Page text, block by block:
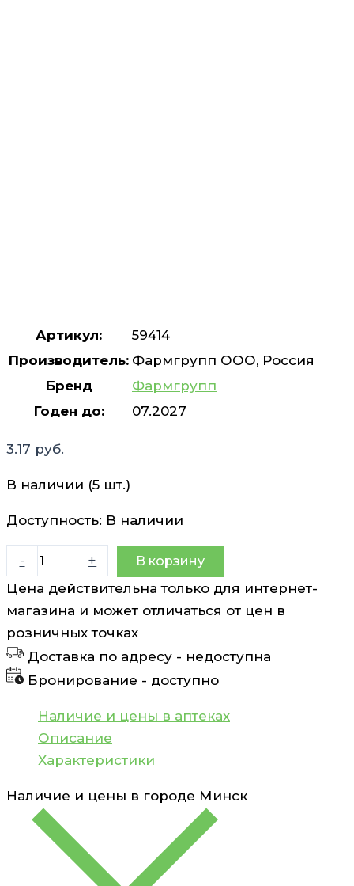
Артикул:
59414
Производитель: Фармгрупп ООО, Россия
Бренд
Фармгрупп
Годен до:
07.2027
3.17 руб.
В наличии (5 шт.)
Доступность: В наличии
-
Количество
товара
Фолиевая
с
витаминами
В6
таблетки
N50
Фармгрупп
+ В корзину
Цена действительна только для интернет-
магазина и может отличаться от цен в
розничных точках
Доставка по адресу - недоступна
Бронирование - доступно
Наличие и цены в аптеках
Описание
Характеристики
Наличие и цены в городе Минск